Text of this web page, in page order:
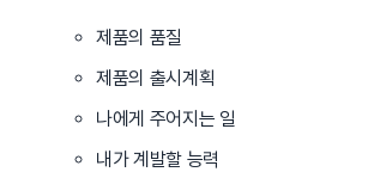
제품의 품질
제품의 출시계획
나에게 주어지는 일
내가 계발할 능력